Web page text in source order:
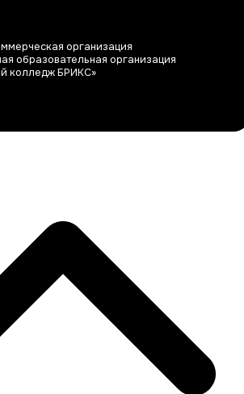
организация
образовательная организация
колледж БРИКС»